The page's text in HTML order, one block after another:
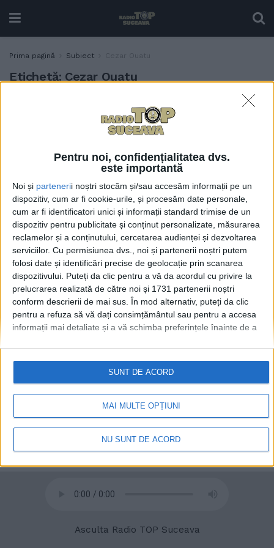
Pentru noi, confidențialitatea dvs.
este importantă
Noi și partenerii noștri stocăm și/sau accesăm informații pe un
dispozitiv, cum ar fi cookie-urile, și procesăm date personale,
cum ar fi identificatori unici și informații standard trimise de un
dispozitiv pentru publicitate și conținut personalizate, măsurarea
reclamelor și a conținutului, cercetarea audienței și dezvoltarea
serviciilor. Cu permisiunea dvs., noi și partenerii noștri putem
folosi date și identificări precise de geolocație prin scanarea
dispozitivului. Puteți da clic pentru a vă da acordul cu privire la
prelucrarea realizată de către noi și 1731 partenerii noștri
conform descrierii de mai sus. În mod alternativ, puteți da clic
pentru a refuza să vă dați consimțământul sau pentru a accesa
informații mai detaliate și a vă schimba preferințele înainte de a
retrageți consimțământul în orice moment, revenind la acest site
și făcând clic pe butonul "Confidențialitate" din partea de jos a
paginii web.
MAI MULTE OPȚIUNI
NU SUNT DE ACORD
SUNT DE ACORD
Prima pagină Subiect Cezar Ouatu
Etichetă: Cezar Ouatu
Academia de Arte ”Modus
Vivendi” din Suceava, 100
de cursanți cu vîrste
Cursuri de canto, pian și
trompetă. Colaborări cu
Aurelian Temișan, Luminița
Anghel și Cezar Ouatu
2 NOIEMBRIE, 2022
© 2020Radio TOP Suceava 104 FM
Asculta Radio TOP Suceava